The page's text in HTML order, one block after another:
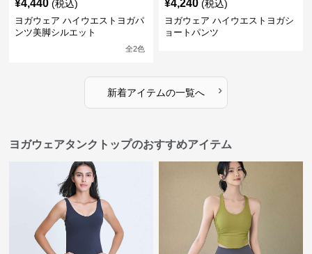
¥4,440 (税込)
ヨガウェア ハイウエストヨガパ
ンツ美脚シルエット
全2色
¥4,240 (税込)
ヨガウェア ハイウエストヨガシ
ョートパンツ
新着アイテムの一覧へ ›
ヨガウェアタンクトップのおすすめアイテム